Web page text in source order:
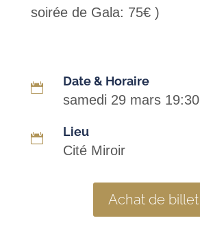
soirée de Gala: 75€ )
 Date & Horaire
samedi 29 mars 19:30
 Lieu
Cité Miroir
Achat de billet